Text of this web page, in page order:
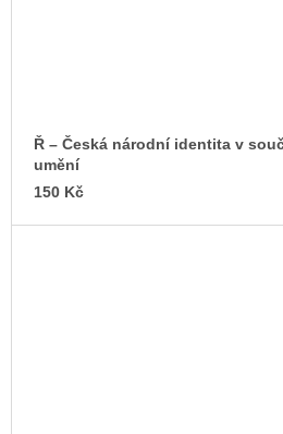
Ř – Česká národní identita v
umění
150 Kč